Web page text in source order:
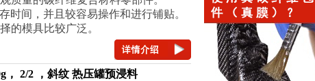
时间，并且较容易操作和进行铺贴。
的模具比较广泛。
， 2/2 ，斜纹 热压罐预浸料